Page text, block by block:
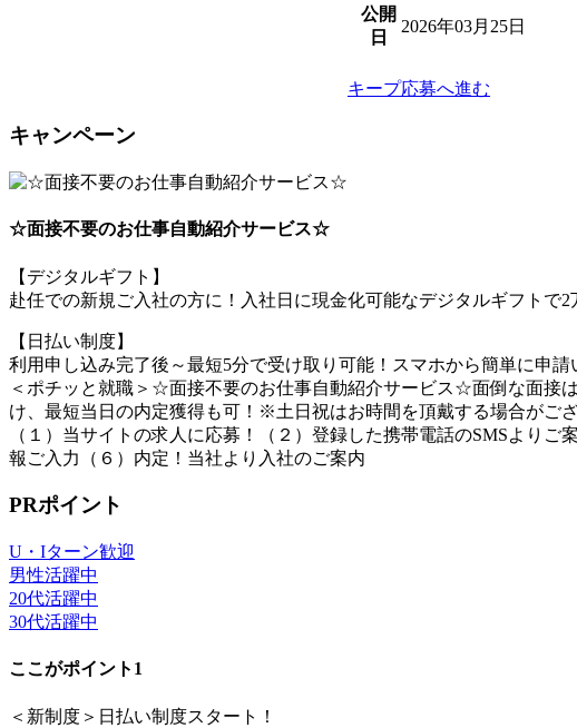
公開
日
2026年03月25日
キープ応募へ進む
キャンペーン
☆面接不要のお仕事自動紹介サービス☆
【デジタルギフト】
赴任での新規ご入社の方に！入社日に現金化可能なデジタルギフトで2
【日払い制度】
利用申し込み完了後～最短5分で受け取り可能！スマホから簡単に申
＜ポチッと就職＞☆面接不要のお仕事自動紹介サービス☆面倒な面接
け、最短当日の内定獲得も可！※土日祝はお時間を頂戴する場合がご
（１）当サイトの求人に応募！（２）登録した携帯電話のSMSより
報ご入力（６）内定！当社より入社のご案内
PRポイント
U・Iターン歓迎
男性活躍中
20代活躍中
30代活躍中
ここがポイント1
＜新制度＞日払い制度スタート！